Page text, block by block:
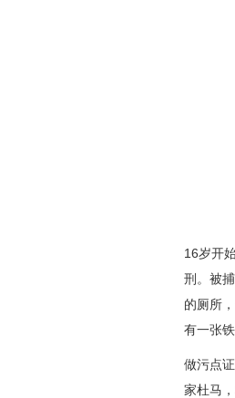
16岁开
刑。被
的厕所
有一张
做污点
家杜马